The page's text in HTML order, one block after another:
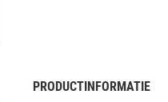
PRODUCTINFORMATIE